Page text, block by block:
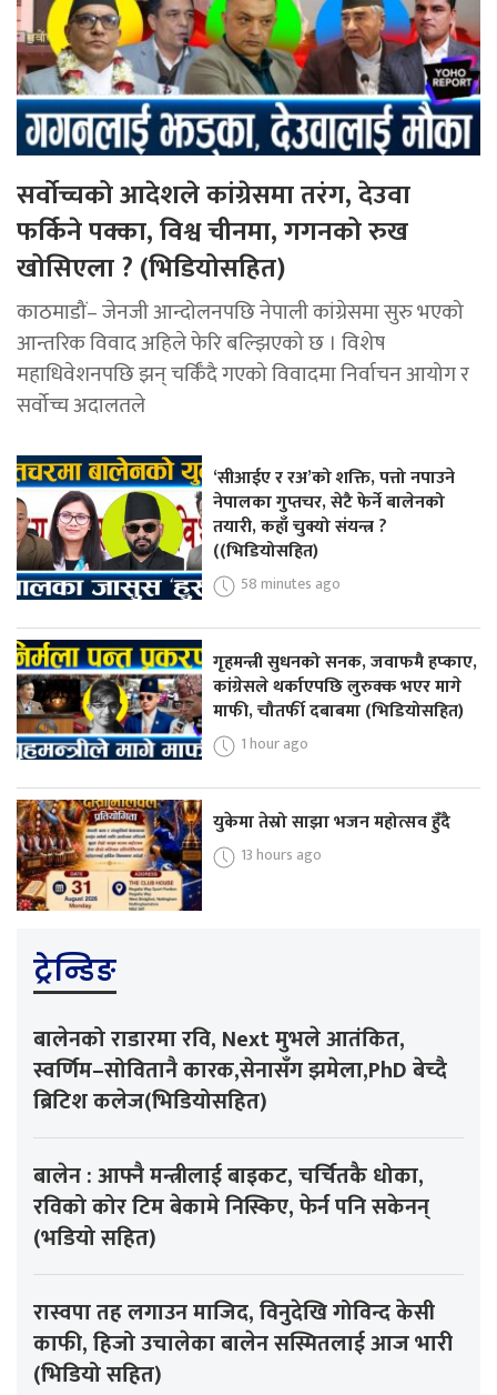
सर्वोच्चको आदेशले कांग्रेसमा तरंग, देउवा
फर्किने पक्का, विश्व चीनमा, गगनको रुख
खोसिएला ? (भिडियोसहित)
काठमाडौं– जेनजी आन्दोलनपछि नेपाली कांग्रेसमा सुरु भएको
आन्तरिक विवाद अहिले फेरि बल्झिएको छ । विशेष
महाधिवेशनपछि झन् चर्किँदै गएको विवादमा निर्वाचन आयोग र
सर्वोच्च अदालतले
‘सीआईए र रअ’को शक्ति, पत्तो नपाउने
नेपालका गुप्तचर, सेटै फेर्ने बालेनको
तयारी, कहाँ चुक्यो संयन्त्र ?
((भिडियोसहित)
58 minutes ago
गृहमन्त्री सुधनको सनक, जवाफमै हप्काए,
कांग्रेसले थर्काएपछि लुरुक्क भएर मागे
माफी, चौतर्फी दबाबमा (भिडियोसहित)
1 hour ago
युकेमा तेस्रो साझा भजन महोत्सव हुँदै
13 hours ago
ट्रेन्डिङ
बालेनको राडारमा रवि, Next मुभले आतंकित,
स्वर्णिम–सोवितानै कारक,सेनासँग झमेला,PhD बेच्दै
ब्रिटिश कलेज(भिडियोसहित)
बालेन : आफ्नै मन्त्रीलाई बाइकट, चर्चितकै धोका,
रविको कोर टिम बेकामे निस्किए, फेर्न पनि सकेनन्
(भडियो सहित)
रास्वपा तह लगाउन माजिद, विनुदेखि गोविन्द केसी
काफी, हिजो उचालेका बालेन सस्मितलाई आज भारी
(भिडियो सहित)